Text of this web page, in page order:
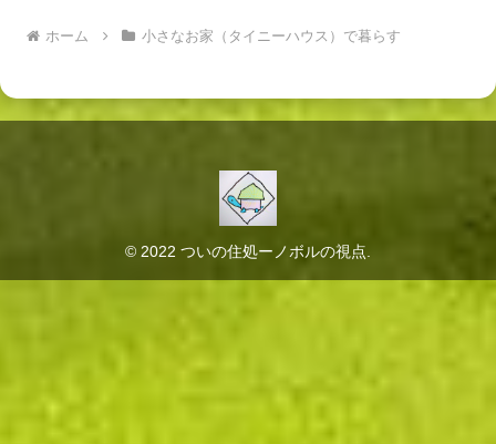
ホーム 小さなお家（タイニーハウス）で暮らす
© 2022 ついの住処ーノボルの視点.